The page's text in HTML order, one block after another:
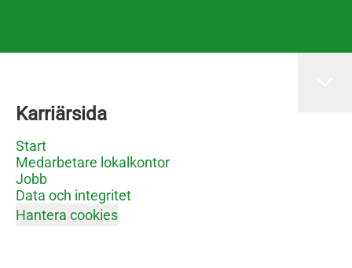
Karriärsida
Start
Medarbetare lokalkontor
Jobb
Data och integritet
Hantera cookies